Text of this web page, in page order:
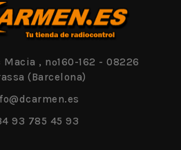
Macia , nº160-162 - 08226
(Barcelona)
93 785 45 93